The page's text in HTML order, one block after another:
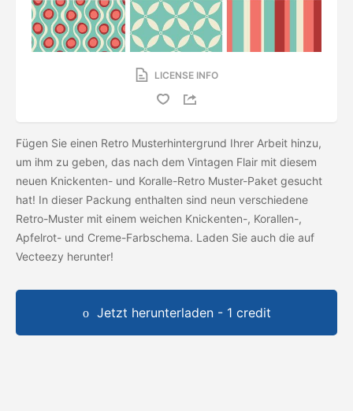
LICENSE INFO
Fügen Sie einen Retro Musterhintergrund Ihrer Arbeit hinzu,
um ihm zu geben, das nach dem Vintagen Flair mit diesem
neuen Knickenten- und Koralle-Retro Muster-Paket gesucht
hat! In dieser Packung enthalten sind neun verschiedene
Retro-Muster mit einem weichen Knickenten-, Korallen-,
Apfelrot- und Creme-Farbschema. Laden Sie auch die auf
Vecteezy herunter!
Jetzt herunterladen - 1 credit